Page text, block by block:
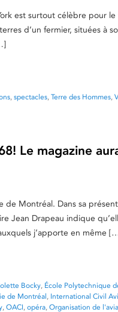
est surtout célèbre pour le
d’un fermier, situées à
, spectacles, Terre des Hommes,
Le magazine
de Montréal. Dans sa
Jean Drapeau indique
j’apporte en même
Bocky, École Polytechnique
de Montréal, International Civil
, OACI, opéra, Organisation de